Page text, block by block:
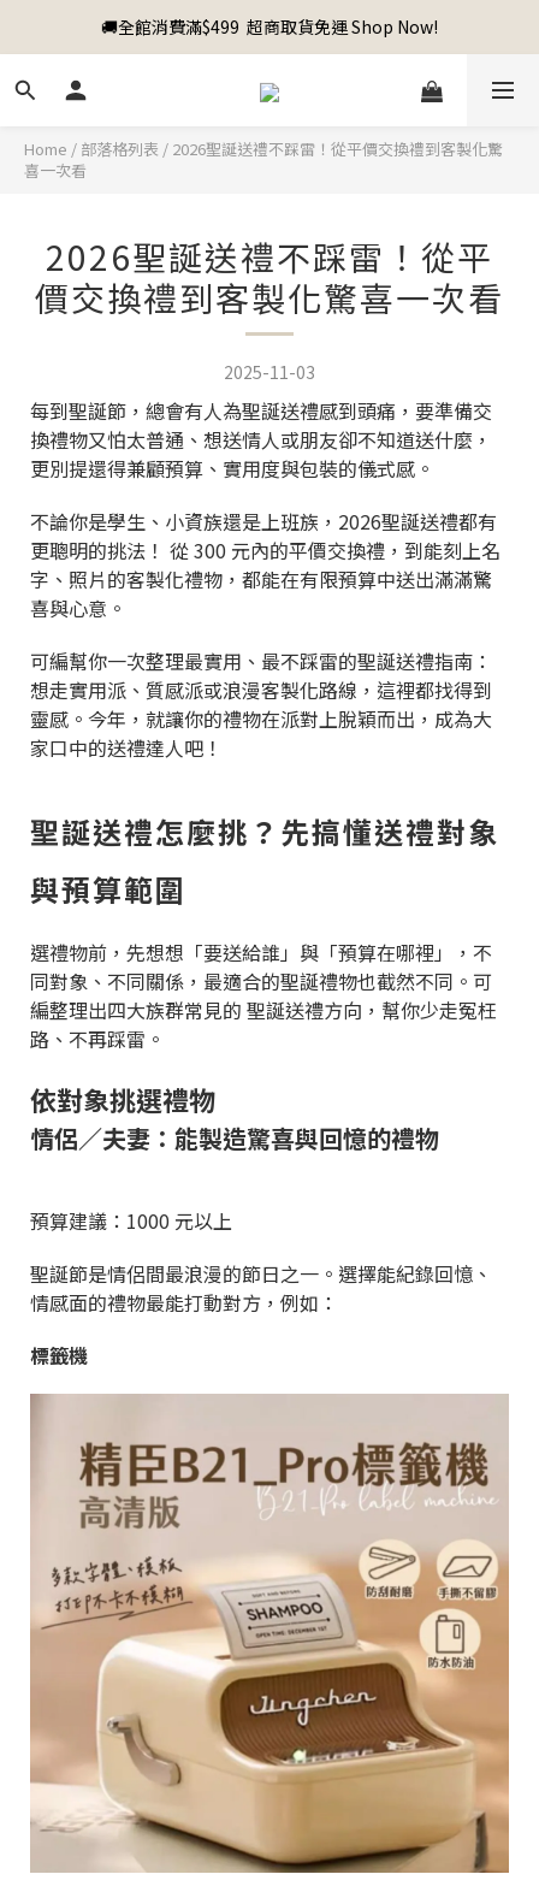
🚚全館消費滿$499  超商取貨免運 Shop Now!
Home / 部落格列表 / 2026聖誕送禮不踩雷！從平價交換禮到客製化驚
喜一次看
2026聖誕送禮不踩雷！從平
價交換禮到客製化驚喜一次看
2025-11-03
每到聖誕節，總會有人為聖誕送禮感到頭痛，要準備交
換禮物又怕太普通、想送情人或朋友卻不知道送什麼，
更別提還得兼顧預算、實用度與包裝的儀式感。
不論你是學生、小資族還是上班族，2026聖誕送禮都有
更聰明的挑法！ 從 300 元內的平價交換禮，到能刻上名
字、照片的客製化禮物，都能在有限預算中送出滿滿驚
喜與心意。
可編幫你一次整理最實用、最不踩雷的聖誕送禮指南：
想走實用派、質感派或浪漫客製化路線，這裡都找得到
靈感。今年，就讓你的禮物在派對上脫穎而出，成為大
家口中的送禮達人吧！
聖誕送禮怎麼挑？先搞懂送禮對象
與預算範圍
選禮物前，先想想「要送給誰」與「預算在哪裡」，不
同對象、不同關係，最適合的聖誕禮物也截然不同。可
編整理出四大族群常見的 聖誕送禮方向，幫你少走冤枉
路、不再踩雷。
依對象挑選禮物
情侶／夫妻：能製造驚喜與回憶的禮物
預算建議：1000 元以上
聖誕節是情侶間最浪漫的節日之一。選擇能紀錄回憶、
情感面的禮物最能打動對方，例如：
標籤機